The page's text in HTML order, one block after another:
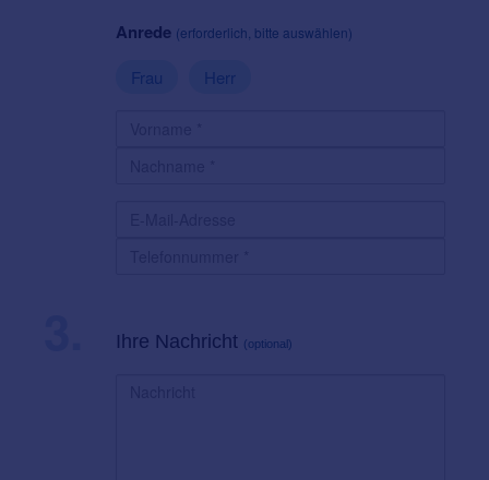
Anrede (erforderlich, bitte auswählen)
Frau Herr
Ihre Nachricht (optional)